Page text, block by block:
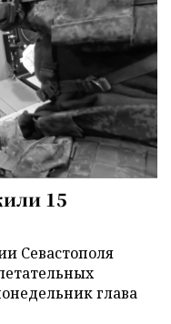
15
Севастополя
глава